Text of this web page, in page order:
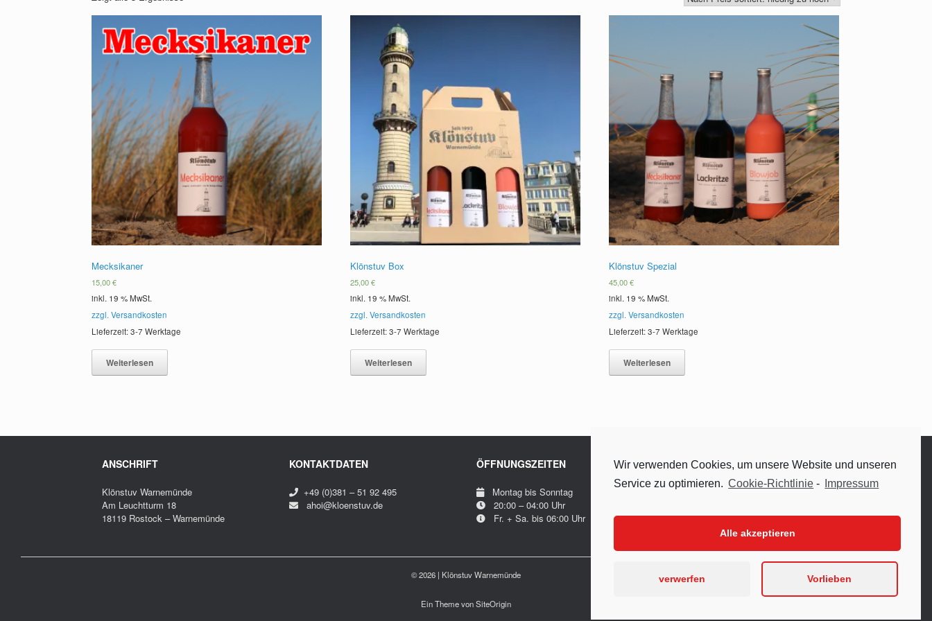
Wir verwenden Cookies, um unsere Website und unseren
Service zu optimieren. Cookie-Richtlinie - Impressum
Alle akzeptieren
verwerfen Vorlieben
Mecksikaner
15,00€
inkl. 19 % MwSt.
zzgl. Versandkosten
Lieferzeit: 3-7 Werktage
Weiterlesen
Klönstuv Box
25,00€
inkl. 19 % MwSt.
zzgl. Versandkosten
Lieferzeit: 3-7 Werktage
Weiterlesen
Klönstuv Spezial
45,00€
inkl. 19 % MwSt.
zzgl. Versandkosten
Lieferzeit: 3-7 Werktage
Weiterlesen
ANSCHRIFT
Klönstuv Warnemünde
Am Leuchtturm 18
18119 Rostock – Warnemünde
KONTAKTDATEN
+49 (0)381 – 51 92 495
ahoi@kloenstuv.de
ÖFFNUNGSZEITEN
Montag bis Sonntag
20:00 – 04:00 Uhr
Fr. + Sa. bis 06:00 Uhr
RECHTLICHES
Datenschutzerklärung
Cookie-Richtlinie (EU)
© 2026 | Klönstuv Warnemünde
Ein Theme vonSiteOrigin